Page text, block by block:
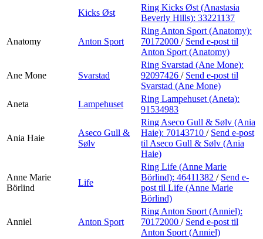
Kicks Øst
Ring Kicks Øst (Anastasia
Beverly Hills): 33221137
Anatomy Anton Sport
Ring Anton Sport (Anatomy):
70172000 / Send e-post til
Anton Sport (Anatomy)
Ane Mone Svarstad
Ring Svarstad (Ane Mone):
92097426 / Send e-post til
Svarstad (Ane Mone)
Aneta
Lampehuset
Ring Lampehuset (Aneta):
91534983
Ania Haie
Aseco Gull &
Sølv
Ring Aseco Gull & Sølv (Ania
Haie): 70143710 / Send e-post
til Aseco Gull & Sølv (Ania
Haie)
Anne Marie
Börlind
Life
Ring Life (Anne Marie
Börlind): 46411382 / Send e-
post til Life (Anne Marie
Börlind)
Anniel Anton Sport
Ring Anton Sport (Anniel):
70172000 / Send e-post til
Anton Sport (Anniel)